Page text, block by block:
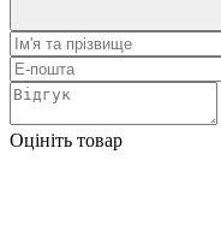
Оцініть товар